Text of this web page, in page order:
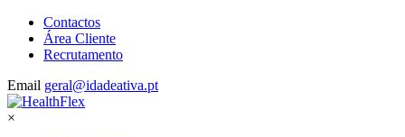
Contactos
Área Cliente
Recrutamento
Email geral@idadeativa.pt
×